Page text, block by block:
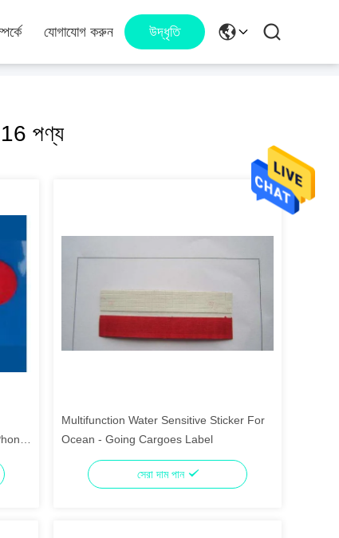
যোগাযোগ করুন উদ্ধৃতি
পণ্য
Multifunction Water Sensitive Sticker For
Ocean - Going Cargoes Label
সেরা দাম পান